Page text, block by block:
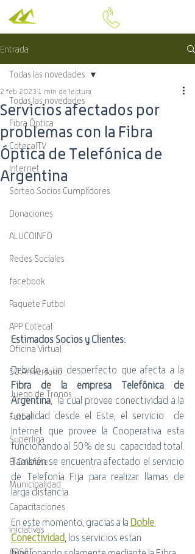
Entrada
Todas las novedades
Fibra Óptica
CotecalTV
Internet
Sorteo Socios Cumplidores
Donaciones
ALUCOINFO
Redes Sociales
facebook
Paquete Futbol
APP Cotecal
Oficina Virtual
50 Aniversario
Juego de Tronos
Futbol
Superliga
El Calafate
Municipalidad
Capacitaciones
iniciativas
ARSAT
Todas las novedades
Servicios afectados por
problemas con la Fibra
Óptica de Telefónica de
Argentina
2 feb 2023 1 min de lectura
Estimados Socios y Clientes:
Fibra de la empresa Telefónica de
Argentina,  la cual provee conectividad a la
Localidad desde el Este, el servicio  de
Internet que provee la Cooperativa esta
funcionando al 50% de su  capacidad total.
También se encuentra afectado el servicio
de Telefonía Fija para realizar llamas de
larga distancia.
En este momento, gracias a la Doble
Conectividad , los servicios estan